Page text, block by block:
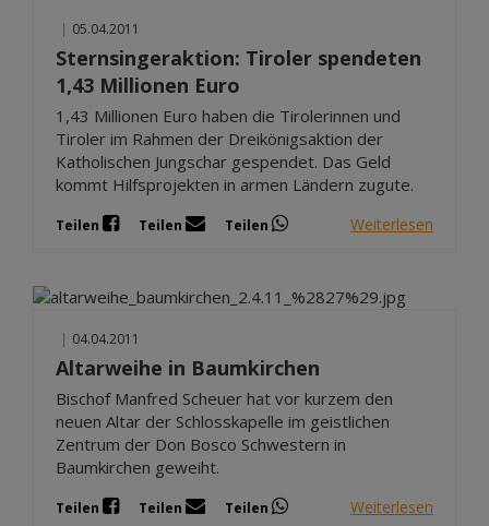
| 05.04.2011
Sternsingeraktion: Tiroler spendeten
1,43 Millionen Euro
1,43 Millionen Euro haben die Tirolerinnen und
Tiroler im Rahmen der Dreikönigsaktion der
Katholischen Jungschar gespendet. Das Geld
kommt Hilfsprojekten in armen Ländern zugute.
Teilen Teilen Teilen Weiterlesen
| 04.04.2011
Altarweihe in Baumkirchen
Bischof Manfred Scheuer hat vor kurzem den
neuen Altar der Schlosskapelle im geistlichen
Zentrum der Don Bosco Schwestern in
Baumkirchen geweiht.
Teilen Teilen Teilen Weiterlesen